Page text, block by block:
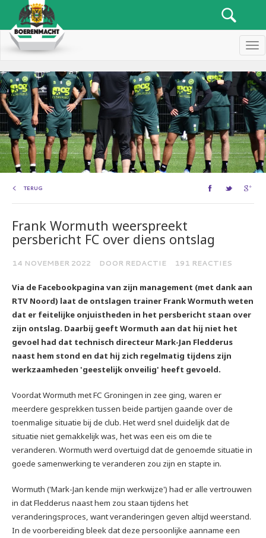
TERUG
Frank Wormuth weerspreekt
persbericht FC over diens ontslag
14 NOVEMBER 2022 DOOR REDACTIE 191 REACTIES
Via de Facebookpagina van zijn management (met dank aan
RTV Noord) laat de ontslagen trainer Frank Wormuth weten
dat er feitelijke onjuistheden in het persbericht staan over
zijn ontslag. Daarbij geeft Wormuth aan dat hij niet het
gevoel had dat technisch directeur Mark-Jan Fledderus
naast hem stond en dat hij zich regelmatig tijdens zijn
werkzaamheden 'geestelijk onveilig' heeft gevoeld.
Voordat Wormuth met FC Groningen in zee ging, waren er
meerdere gesprekken tussen beide partijen gaande over de
toenmalige situatie bij de club. Het werd snel duidelijk dat de
situatie niet gemakkelijk was, het was een eis om die te
veranderen. Wormuth werd overtuigd dat de genoemde situatie in
goede samenwerking te veranderen zou zijn en stapte in.
Wormuth ('Mark-Jan kende mijn werkwijze') had er alle vertrouwen
in dat Fledderus naast hem zou staan tijdens het
veranderingsproces, want veranderingen geven altijd weerstand.
In de voorbereiding bleek dat deze persoonlijke aanname een